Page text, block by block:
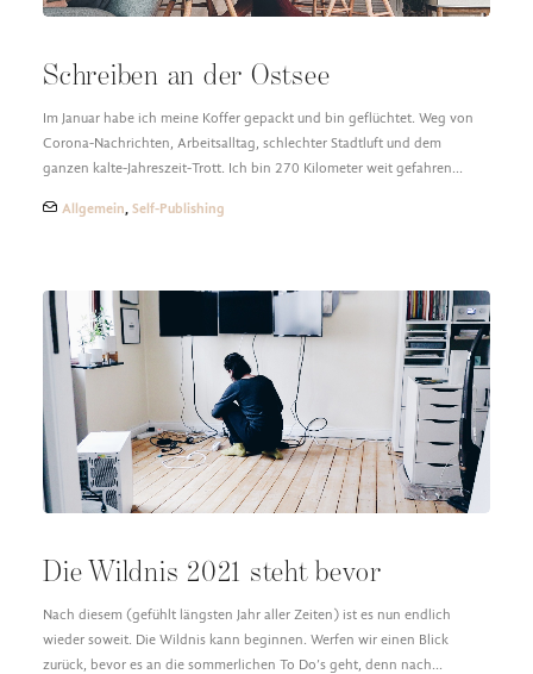
Schreiben an der Ostsee
Im Januar habe ich meine Koffer gepackt und bin geflüchtet. Weg von
Corona-Nachrichten, Arbeitsalltag, schlechter Stadtluft und dem
ganzen kalte-Jahreszeit-Trott. Ich bin 270 Kilometer weit gefahren…
Allgemein, Self-Publishing
Die Wildnis 2021 steht bevor
Nach diesem (gefühlt längsten Jahr aller Zeiten) ist es nun endlich
wieder soweit. Die Wildnis kann beginnen. Werfen wir einen Blick
zurück, bevor es an die sommerlichen To Do’s geht, denn nach…